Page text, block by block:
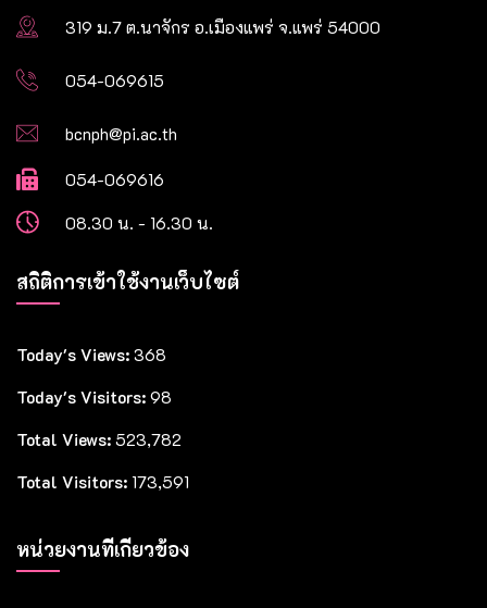
319 ม.7 ต.นาจักร อ.เมืองแพร่ จ.แพร่ 54000
054-069615
bcnph@pi.ac.th
054-069616
08.30 น. - 16.30 น.
สถิติการเข้าใช้งานเว็บไซต์
Today's Views: 368
Today's Visitors: 98
Total Views: 523,782
Total Visitors: 173,591
หน่วยงานที่เกี่ยวข้อง